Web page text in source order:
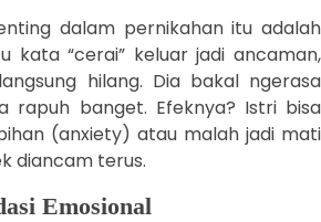
dalam pernikahan itu adalah
kata “cerai” keluar jadi ancaman,
hilang. Dia bakal ngerasa
rapuh banget. Efeknya? Istri bisa
(anxiety) atau malah jadi mati
diancam terus.
Emosional